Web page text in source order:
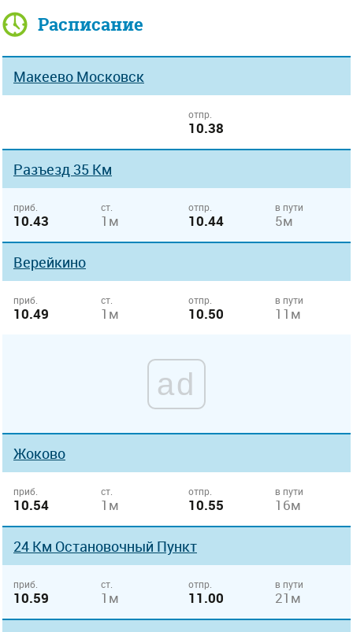
Расписание
Макеево Московск
отпр.
10.38
Разъезд 35 Км
приб.
10.43
ст.
1м
отпр.
10.44
в пути
5м
Верейкино
приб.
10.49
ст.
1м
отпр.
10.50
в пути
11м
ad
Жоково
приб.
10.54
ст.
1м
отпр.
10.55
в пути
16м
24 Км Остановочный Пункт
приб.
10.59
ст.
1м
отпр.
11.00
в пути
21м